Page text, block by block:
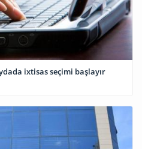
ixtisas seçimi başlayır